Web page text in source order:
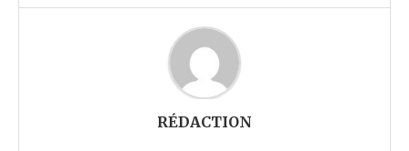
RÉDACTION